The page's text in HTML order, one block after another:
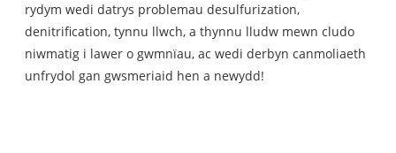
rydym wedi datrys problemau desulfurization,
denitrification, tynnu llwch, a thynnu lludw mewn cludo
niwmatig i lawer o gwmnïau, ac wedi derbyn canmoliaeth
unfrydol gan gwsmeriaid hen a newydd!